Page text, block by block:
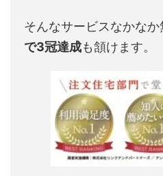
そんなサービスなかな
で3冠達成も頷けます。